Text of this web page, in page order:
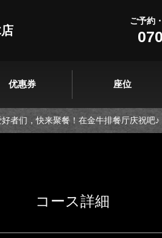
ご予約
优惠券 座位
者们，快来聚餐！在金牛排餐厅庆祝吧♪
コース詳細